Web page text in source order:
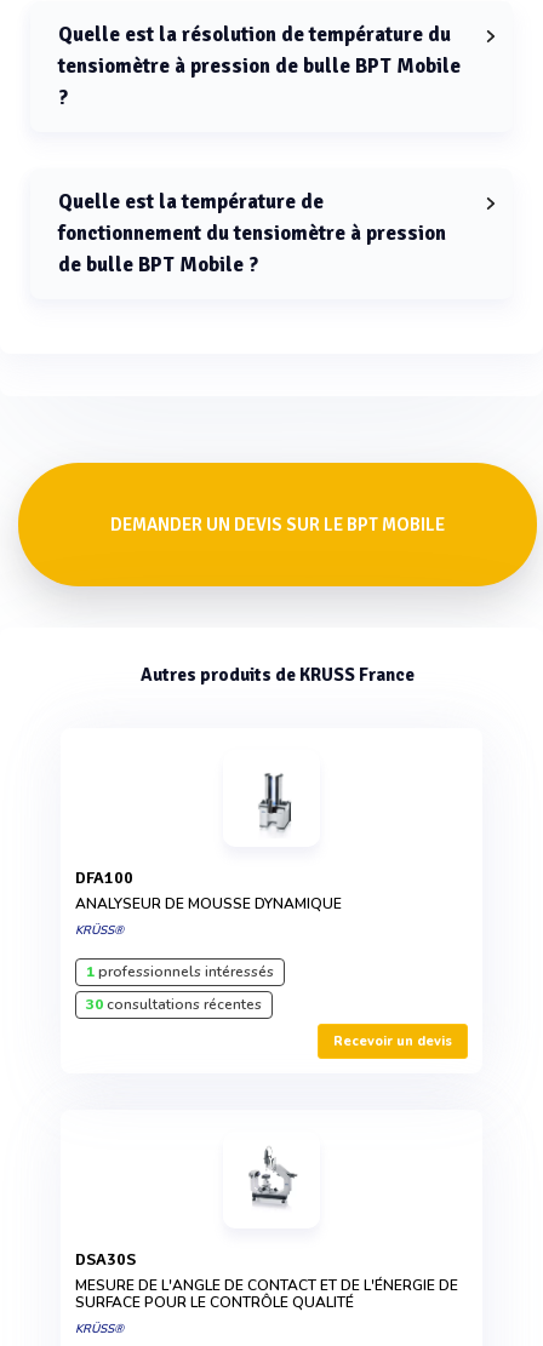
Quelle est la résolution de température du
tensiomètre à pression de bulle BPT Mobile
?
Quelle est la température de
fonctionnement du tensiomètre à pression
de bulle BPT Mobile ?
DEMANDER UN DEVIS SUR LE BPT MOBILE
Autres produits de KRUSS France
DFA100
ANALYSEUR DE MOUSSE DYNAMIQUE
KRÜSS®
1professionnels intéressés
30consultations récentes
Recevoir un devis
DSA30S
MESURE DE L'ANGLE DE CONTACT ET DE L'ÉNERGIE DE
SURFACE POUR LE CONTRÔLE QUALITÉ
KRÜSS®